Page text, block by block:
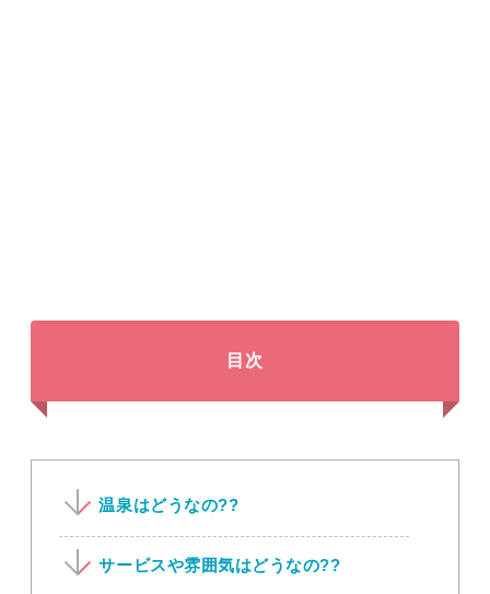
目次
温泉はどうなの??
サービスや雰囲気はどうなの??